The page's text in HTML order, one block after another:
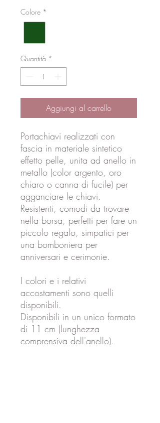
Colore *
Quantità *
Aggiungi al carrello
Portachiavi realizzati con
fascia in materiale sintetico
effetto pelle, unita ad anello in
metallo (color argento, oro
chiaro o canna di fucile) per
agganciare le chiavi.
Resistenti, comodi da trovare
nella borsa, perfetti per fare un
piccolo regalo, simpatici per
una bomboniera per
anniversari e cerimonie.
I colori e i relativi
accostamenti sono quelli
disponibili.
Disponibili in un unico formato
di 11 cm (lunghezza
comprensiva dell'anello).